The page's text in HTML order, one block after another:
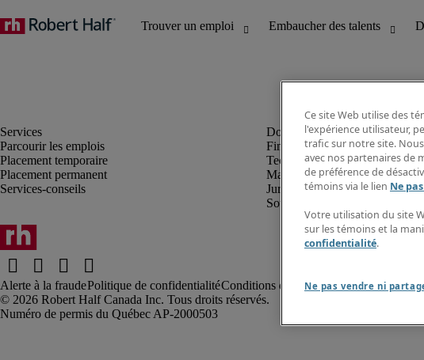
Parcourir les emplois
Placement temporaire
Placement permanent
Services-conseils
Finance et comptabilité
Technologie
Marketing et création
Juridique
Soutien administratif et à la
Alerte à la fraudePolitique de confidentialitéConditions d’utilisation Rapport sur
Robert Half Canada Inc. Tous droits réservés.
Ce site Web utilise des
l'expérience utilisateur,
trafic sur notre site.
avec nos partenaires de
de préférence de
témoins via le lien Ne
Votre utilisation du site
sur les témoins et la
confidentialité.
Ne pas vendre ni